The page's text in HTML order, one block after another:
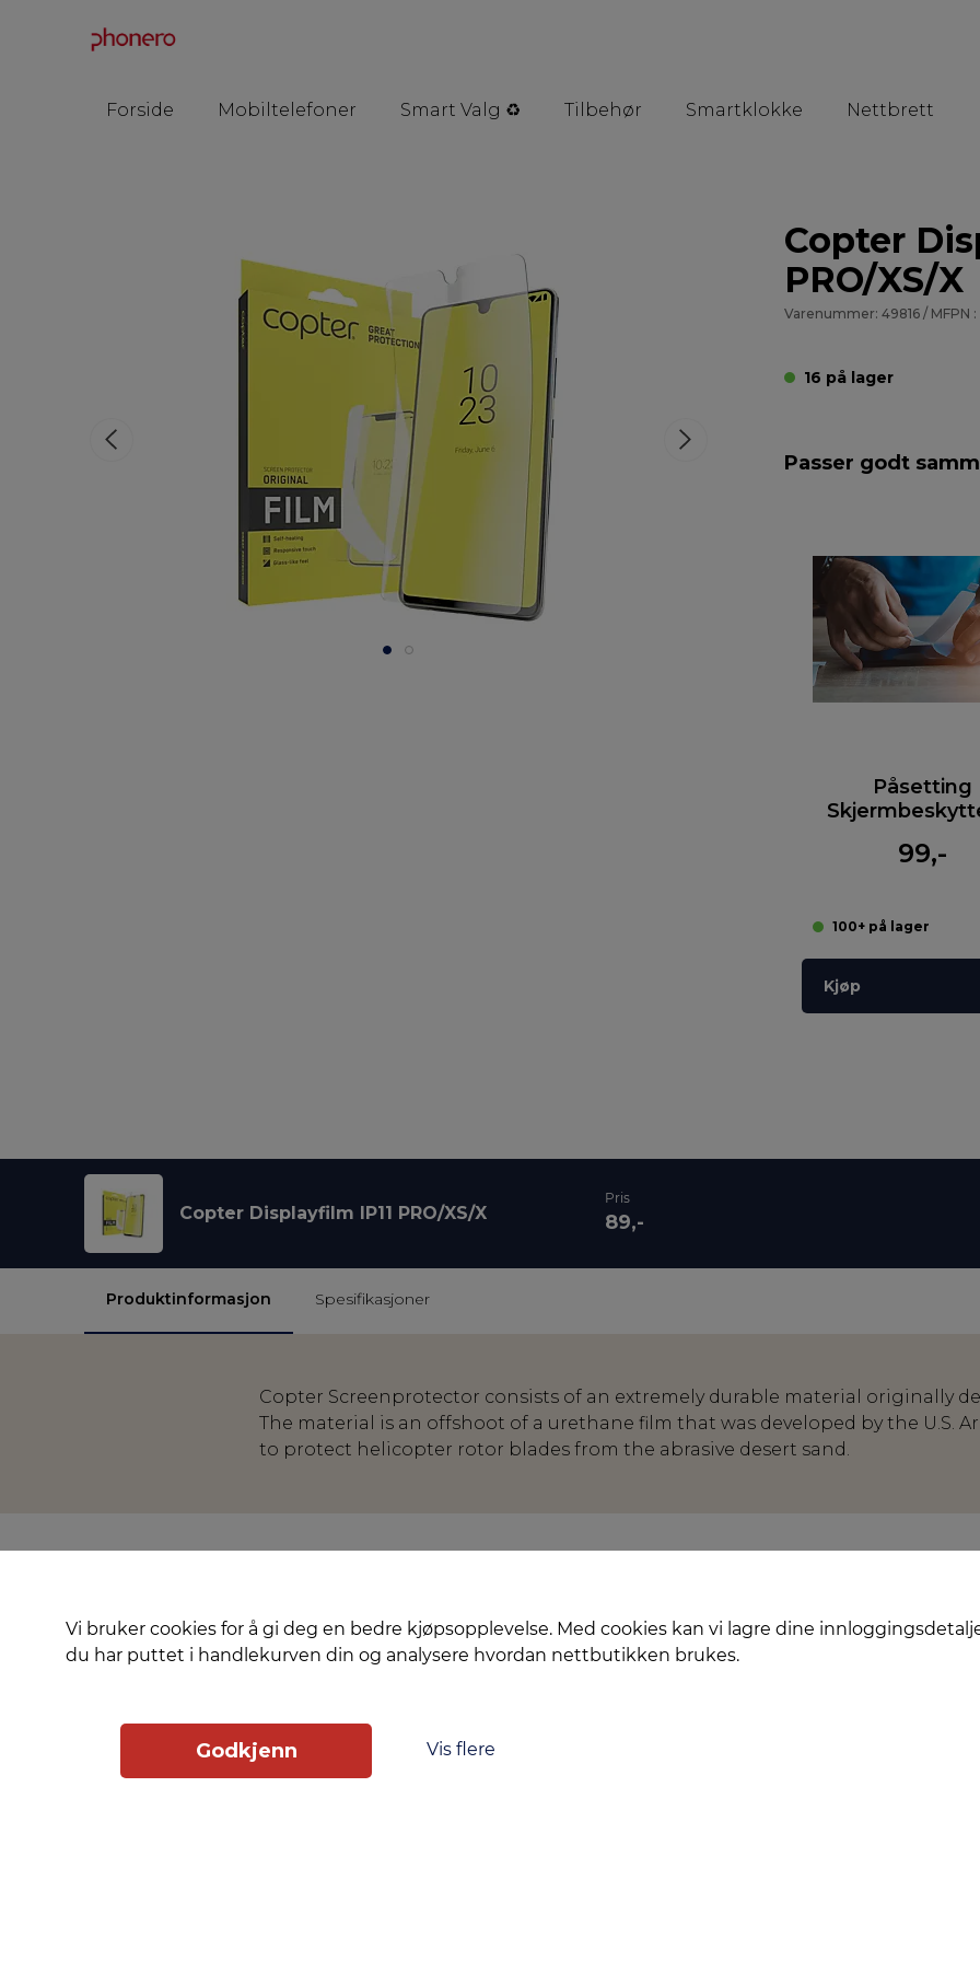
Vi bruker cookies for å gi deg en bedre kjøpsopplevelse. Med cookies kan vi lagre dine
du har puttet i handlekurven din og analysere hvordan nettbutikken brukes.
Godkjenn Vis flere
Forside Mobiltelefoner Smart Valg ♻️ Tilbehør Smartklokke Nettbrett
Copter
PRO/XS/X
Varenummer: 49816 / MFPN
16 på lager
Passer godt
Påsetting
99,-
100+ på lager
Kjøp
Copter Displayfilm IP11 PRO/XS/X
Pris
89,-
Produktinformasjon Spesifikasjoner
Copter Screenprotector consists of an extremely durable material originally
The material is an offshoot of a urethane film that was developed by the U.S.
to protect helicopter rotor blades from the abrasive desert sand.